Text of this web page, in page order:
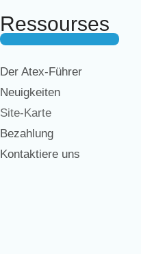
Ressourses
Der Atex-Führer
Neuigkeiten
Site-Karte
Bezahlung
Kontaktiere uns